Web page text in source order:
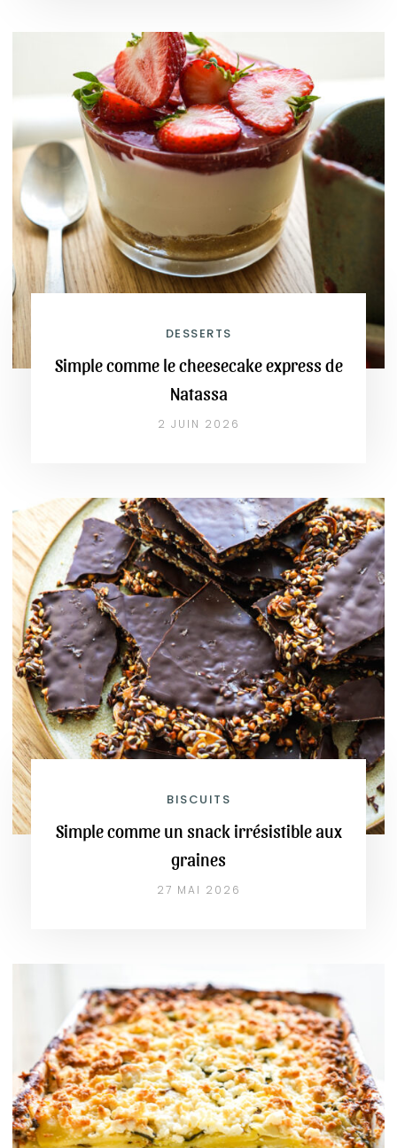
DESSERTS
Simple comme le cheesecake express de
Natassa
2 JUIN 2026
BISCUITS
Simple comme un snack irrésistible aux
graines
27 MAI 2026